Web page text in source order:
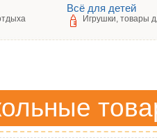
Всё для детей
Игрушки, товары